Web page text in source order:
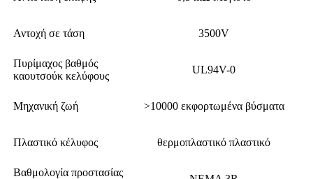
Αντοχή σε τάση 3500V
Πυρίμαχος βαθμός
καουτσούκ κελύφους
UL94V-0
Μηχανική ζωή >10000 εκφορτωμένα βύσματα
Πλαστικό κέλυφος θερμοπλαστικό πλαστικό
Βαθμολογία προστασίας